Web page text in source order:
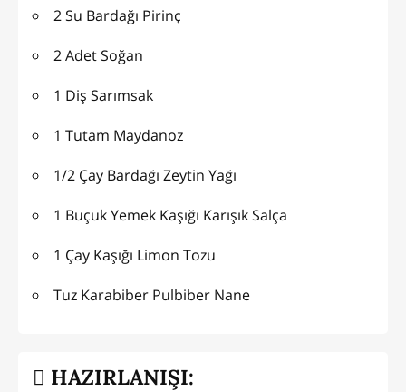
2 Su Bardağı Pirinç
2 Adet Soğan
1 Diş Sarımsak
1 Tutam Maydanoz
1/2 Çay Bardağı Zeytin Yağı
1 Buçuk Yemek Kaşığı Karışık Salça
1 Çay Kaşığı Limon Tozu
Tuz Karabiber Pulbiber Nane
HAZIRLANIŞI: